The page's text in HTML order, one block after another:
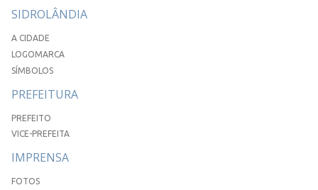
SIDROLÂNDIA
A CIDADE
LOGOMARCA
SÍMBOLOS
PREFEITURA
PREFEITO
VICE-PREFEITA
IMPRENSA
FOTOS